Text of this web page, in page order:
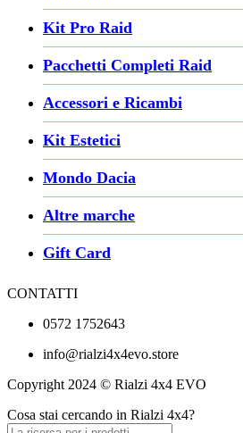
Kit Pro Raid
Pacchetti Completi Raid
Accessori e Ricambi
Kit Estetici
Mondo Dacia
Altre marche
Gift Card
CONTATTI
0572 1752643
info@rialzi4x4evo.store
Copyright 2024 © Rialzi 4x4 EVO
Cosa stai cercando in Rialzi 4x4?